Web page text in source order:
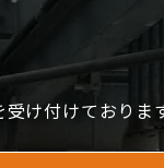
け付けており